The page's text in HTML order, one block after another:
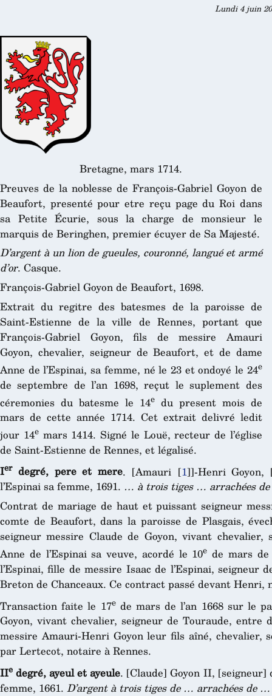
Lundi 4 juin
Bretagne, mars 1714.
Preuves de la noblesse de François-Gabriel Goyon de
Beaufort, presenté pour etre reçu page du Roi dans
sa Petite Écurie, sous la charge de monsieur le
marquis de Beringhen, premier écuyer de Sa Majesté.
D’argent à un lion de gueules, couronné, langué et armé
d’or. Casque.
François-Gabriel Goyon de Beaufort, 1698.
Extrait du regitre des batesmes de la paroisse de
Saint-Estienne de la ville de Rennes, portant que
François-Gabriel Goyon, fils de messire Amauri
Goyon, chevalier, seigneur de Beaufort, et de dame
Anne de l’Espinai, sa femme, né le 23 et ondoyé le 24e
de septembre de l’an 1698, reçut le suplement des
céremonies du batesme le 14edu present mois de
mars de cette année 1714. Cet extrait delivré ledit
jour 14emars 1414. Signé le Louë, recteur de l’église
de Saint-Estienne de Rennes, et légalisé.
Ierdegré, pere et mere. [Amauri[1]]-Henri Goyon,
l’Espinai sa femme, 1691. … à trois tiges … arrachées
Contrat de mariage de haut et puissant seigneur
comte de Beaufort, dans la paroisse de Plasgais,
seigneur messire Claude de Goyon, vivant
Anne de l’Espinai sa veuve, acordé le 10e de mars de
l’Espinai, fille de messire Isaac de l’Espinai, seigneur
Breton de Chanceaux. Ce contract passé devant
Transaction faite le 17ede mars de l’an 1668 sur le
Goyon, vivant chevalier, seigneur de Touraude, entre
messire Amauri-Henri Goyon leur fils aîné, chevalier,
par Lertecot, notaire à Rennes.
IIe degré, ayeul et ayeule. [Claude] Goyon II, [seigneur]
femme, 1661. D’argent à trois tiges de … arrachées de …